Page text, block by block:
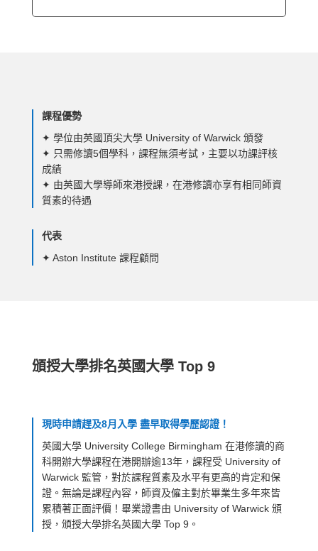
課程優勢
✦ 學位由英國頂尖大學 University of Warwick 頒發
✦ 只需修讀5個學科，課程無須考試，​主要以功課評核
成績
✦ 由英國大學導師來港授課，在港修讀亦享有相同師資
質素的待遇
代表
✦ Aston Institute 課程顧問
頒授大學排名英國大學 Top 9
現時申請趕及8月入學 盡早取得學歷認證！
英國大學 University College Birmingham 在港修讀的商
科開辦大學課程在港開辦逾13年，課程受 University of
Warwick 監管，對於課程質素及水平有更高的肯定和保
證。無論是課程內容，師資及僱主對於畢業生多年來皆
累積著正面評價​！畢業證書由 University of Warwick 頒
授，頒授大學排名英國大學 Top 9。